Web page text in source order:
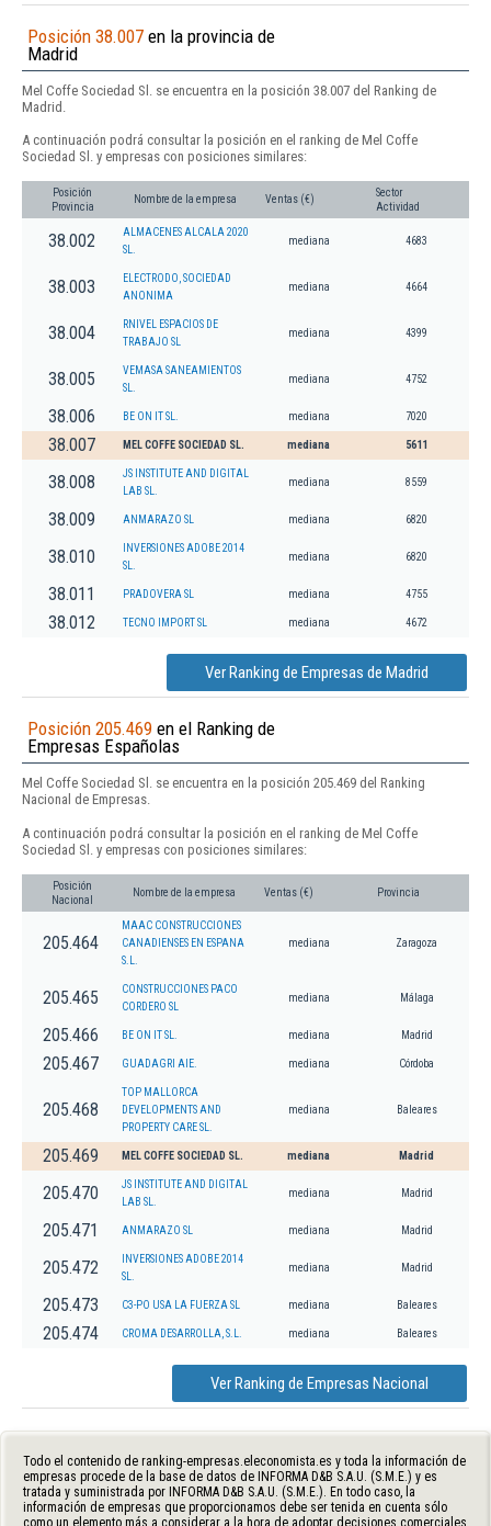
Posición 38.007 en la provincia de
Madrid
Mel Coffe Sociedad Sl. se encuentra en la posición 38.007 del Ranking de
Madrid.
A continuación podrá consultar la posición en el ranking de Mel Coffe
Sociedad Sl. y empresas con posiciones similares:
Posición
Provincia
Nombre de la empresa Ventas (€)
Sector
Actividad
38.002
ALMACENES ALCALA 2020
SL.
mediana 4683
38.003
ELECTRODO, SOCIEDAD
ANONIMA
mediana 4664
38.004
RNIVEL ESPACIOS DE
TRABAJO SL
mediana 4399
38.005
VEMASA SANEAMIENTOS
SL.
mediana 4752
38.006 BE ON IT SL. mediana 7020
38.007 MEL COFFE SOCIEDAD SL. mediana 5611
38.008
JS INSTITUTE AND DIGITAL
LAB SL.
mediana 8559
38.009 ANMARAZO SL mediana 6820
38.010
INVERSIONES ADOBE 2014
SL.
mediana 6820
38.011 PRADOVERA SL mediana 4755
38.012 TECNO IMPORT SL mediana 4672
Ver Ranking de Empresas de Madrid
Posición 205.469 en el Ranking de
Empresas Españolas
Mel Coffe Sociedad Sl. se encuentra en la posición 205.469 del Ranking
Nacional de Empresas.
A continuación podrá consultar la posición en el ranking de Mel Coffe
Sociedad Sl. y empresas con posiciones similares:
Posición
Nacional
Nombre de la empresa Ventas (€) Provincia
205.464
MAAC CONSTRUCCIONES
CANADIENSES EN ESPANA
S.L.
mediana Zaragoza
205.465
CONSTRUCCIONES PACO
CORDERO SL
mediana Málaga
205.466 BE ON IT SL. mediana Madrid
205.467 GUADAGRI AIE. mediana Córdoba
205.468
TOP MALLORCA
DEVELOPMENTS AND
PROPERTY CARE SL.
mediana Baleares
205.469 MEL COFFE SOCIEDAD SL. mediana Madrid
205.470
JS INSTITUTE AND DIGITAL
LAB SL.
mediana Madrid
205.471 ANMARAZO SL mediana Madrid
205.472
INVERSIONES ADOBE 2014
SL.
mediana Madrid
205.473 C3-PO USA LA FUERZA SL mediana Baleares
205.474 CROMA DESARROLLA, S.L. mediana Baleares
Ver Ranking de Empresas Nacional
Todo el contenido de ranking-empresas.eleconomista.es y toda la información de
empresas procede de la base de datos de INFORMA D&B S.A.U. (S.M.E.) y es
tratada y suministrada por INFORMA D&B S.A.U. (S.M.E.). En todo caso, la
información de empresas que proporcionamos debe ser tenida en cuenta sólo
como un elemento más a considerar a la hora de adoptar decisiones comerciales